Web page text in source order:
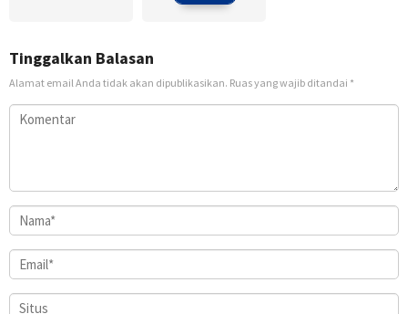
Tinggalkan Balasan
Alamat email Anda tidak akan dipublikasikan. Ruas yang wajib ditandai *